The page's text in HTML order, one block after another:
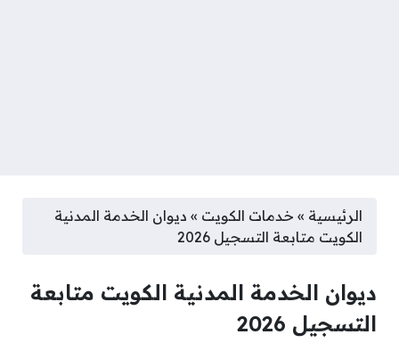
الرئيسية » خدمات الكويت » ديوان الخدمة المدنية
الكويت متابعة التسجيل 2026
ديوان الخدمة المدنية الكويت متابعة
التسجيل 2026